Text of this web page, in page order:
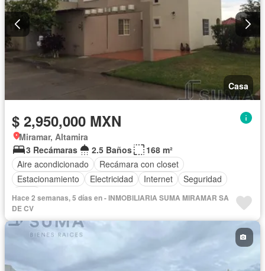
Casa
$ 2,950,000 MXN
Miramar, Altamira
3 Recámaras
2.5 Baños
168 m²
Aire acondicionado
Recámara con closet
Estacionamiento
Electricidad Internet
Seguridad
Agua
Hace 2 semanas, 5 días en - INMOBILIARIA SUMA MIRAMAR SA
DE CV